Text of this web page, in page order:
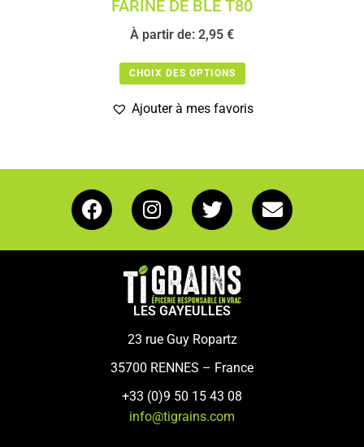
FARINE DE BLÉ T80
À partir de: 2,95 €
CHOIX DES OPTIONS
Ajouter à mes favoris
LES GAYEULLES
23 rue Guy Ropartz
35700 RENNES – France
+33 (0)9 50 15 43 08
info@tigrains.com